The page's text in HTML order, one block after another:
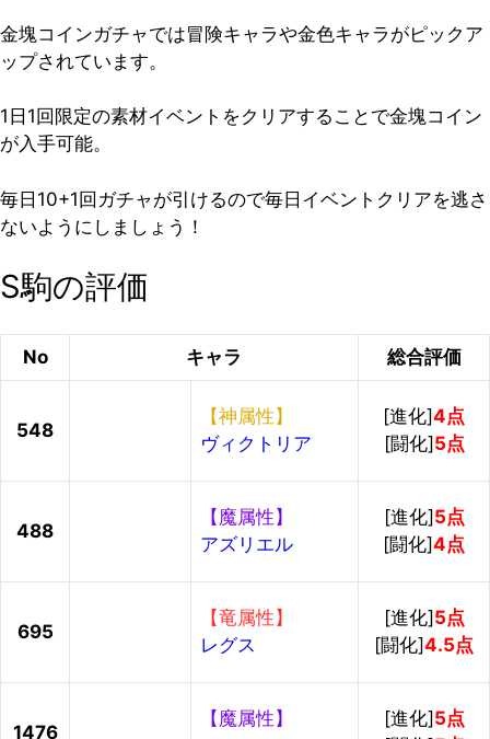
金塊コインガチャでは冒険キャラや金色キャラがピックア
ップされています。
1日1回限定の素材イベントをクリアすることで金塊コイン
が入手可能。
毎日10+1回ガチャが引けるので毎日イベントクリアを逃さ
ないようにしましょう！
S駒の評価
No キャラ 総合評価
548
【神属性】
ヴィクトリア
[進化]4点
[闘化]5点
488
【魔属性】
アズリエル
[進化]5点
[闘化]4点
695
【竜属性】
レグス
[進化]5点
[闘化]4.5点
1476
【魔属性】
[進化]5点